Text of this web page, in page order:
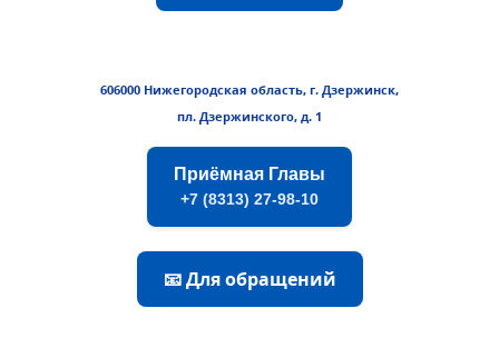
606000 Нижегородская область, г. Дзержинск,
пл. Дзержинского, д. 1
Приёмная Главы
+7 (8313) 27-98-10
📧 Для обращений